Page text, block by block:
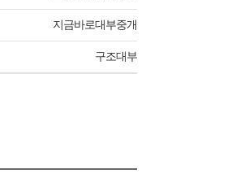
지금바로대부중개
구조대부